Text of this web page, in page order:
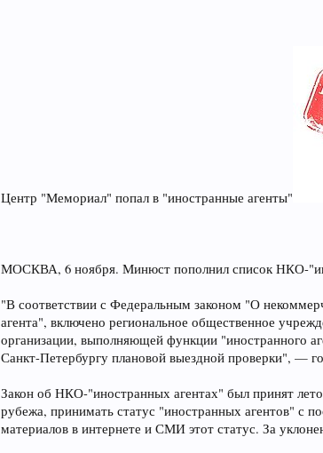
Центр "Мемориал" попал в "иностранные агенты"
МОСКВА, 6 ноября. Минюст пополнил список НКО-
"В соответствии с Федеральным законом "О
агента", включено региональное общественное
организации, выполняющей функции "иностранного
Санкт-Петербургу плановой выездной проверки", —
Закон об НКО-"иностранных агентах" был принят
рубежа, принимать статус "иностранных агентов" с
материалов в интернете и СМИ этот статус. За